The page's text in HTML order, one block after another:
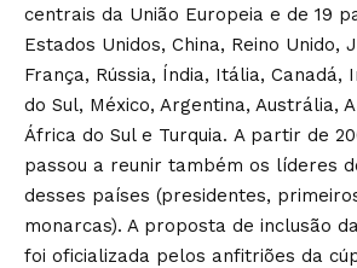
centrais da União Europeia e de 19
Estados Unidos, China, Reino Unido,
França, Rússia, Índia, Itália, Canadá,
do Sul, México, Argentina, Austrália,
África do Sul e Turquia. A partir de
passou a reunir também os líderes
desses países (presidentes,
monarcas). A proposta de inclusão
foi oficializada pelos anfitriões da